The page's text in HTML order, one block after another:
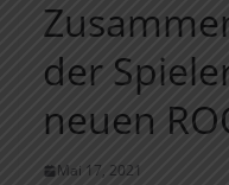
der
neuen
Mai 17, 2021